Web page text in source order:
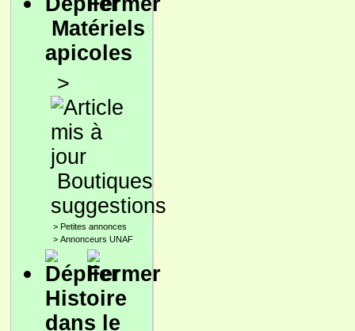
Matériels
apicoles
>
Boutiques
suggestions
> Petites annonces
> Annonceurs UNAF
Histoire
dans le